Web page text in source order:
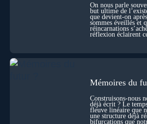
Sans doute. Mais encore faut-il accepter
territoires avec lucidité, et rigueur…
On nous parle
but ultime de
que devient-on
sommes éveillés et
réincarnations
réflexion éclairent
Mémoires du
Construisons-nous
déjà écrit ? Le
fleuve linéaire que
une structure déjà
bifurcations que